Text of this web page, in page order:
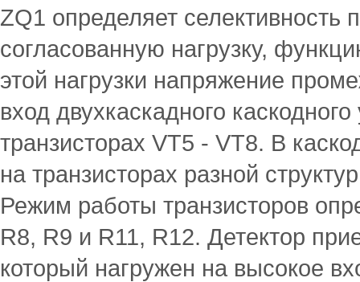
ZQ1 определяет
согласованную нагрузку,
этой нагрузки напряжение
вход двухкаскадного
транзисторах VT5 - VT8. В
на транзисторах разной
Режим работы транзисторов
R8, R9 и R11, R12. Детектор
который нагружен на высокое